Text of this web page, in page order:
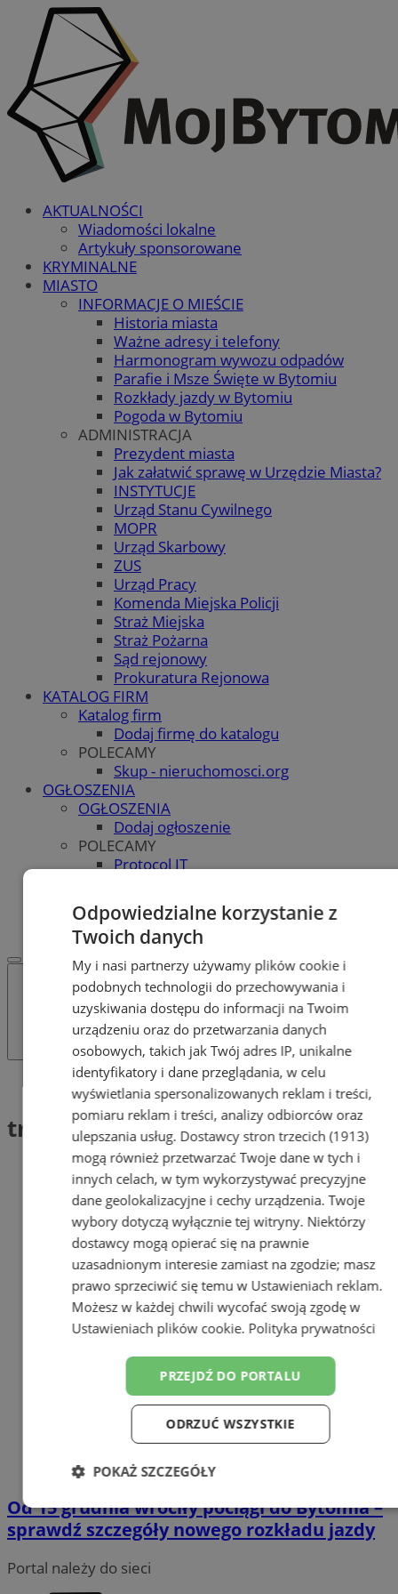
AKTUALNOŚCI
Wiadomości lokalne
Artykuły sponsorowane
KRYMINALNE
MIASTO
INFORMACJE O MIEŚCIE
Historia miasta
Ważne adresy i telefony
Harmonogram wywozu odpadów
Parafie i Msze Święte w Bytomiu
Rozkłady jazdy w Bytomiu
Pogoda w Bytomiu
ADMINISTRACJA
Prezydent miasta
Jak załatwić sprawę w Urzędzie Miasta?
INSTYTUCJE
Urząd Stanu Cywilnego
MOPR
Urząd Skarbowy
ZUS
Urząd Pracy
Komenda Miejska Policji
Straż Miejska
Straż Pożarna
Sąd rejonowy
Prokuratura Rejonowa
KATALOG FIRM
Katalog firm
Dodaj firmę do katalogu
POLECAMY
Skup - nieruchomosci.org
OGŁOSZENIA
OGŁOSZENIA
Dodaj ogłoszenie
POLECAMY
Protocol IT
REKLAMA
WSPÓŁPRACA
Tag: transport Śląsk
transport Śląsk (1)
Od 15 grudnia wróciły pociągi do Bytomia –
sprawdź szczegóły nowego rozkładu jazdy
Portal należy do sieci
Odpowiedzialne korzystanie z
Twoich danych
My i nasi partnerzy używamy plików cookie i
podobnych technologii do przechowywania i
uzyskiwania dostępu do informacji na Twoim
urządzeniu oraz do przetwarzania danych
osobowych, takich jak Twój adres IP, unikalne
identyfikatory i dane przeglądania, w celu
wyświetlania spersonalizowanych reklam i treści,
pomiaru reklam i treści, analizy odbiorców oraz
ulepszania usług. Dostawcy stron trzecich (1913)
mogą również przetwarzać Twoje dane w tych i
innych celach, w tym wykorzystywać precyzyjne
dane geolokalizacyjne i cechy urządzenia. Twoje
wybory dotyczą wyłącznie tej witryny. Niektórzy
dostawcy mogą opierać się na prawnie
uzasadnionym interesie zamiast na zgodzie; masz
prawo sprzeciwić się temu w Ustawieniach reklam.
Możesz w każdej chwili wycofać swoją zgodę w
Ustawieniach plików cookie. Polityka prywatności
PRZEJDŹ DO PORTALU
ODRZUĆ WSZYSTKIE
POKAŻ SZCZEGÓŁY
Niezbędne Wydajność Targetowanie
Funkcjonalność